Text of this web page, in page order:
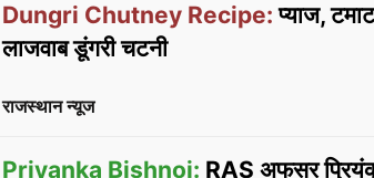
Dungri Chutney Recipe: प्याज,
लाजवाब डूंगरी चटनी
राजस्थान न्यूज
Priyanka Bishnoi: RAS अफसर